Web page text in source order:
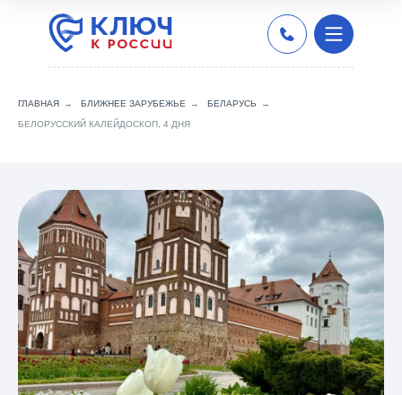
ГЛАВНАЯ → БЛИЖНЕЕ ЗАРУБЕЖЬЕ → БЕЛАРУСЬ →
БЕЛОРУССКИЙ КАЛЕЙДОСКОП, 4 ДНЯ